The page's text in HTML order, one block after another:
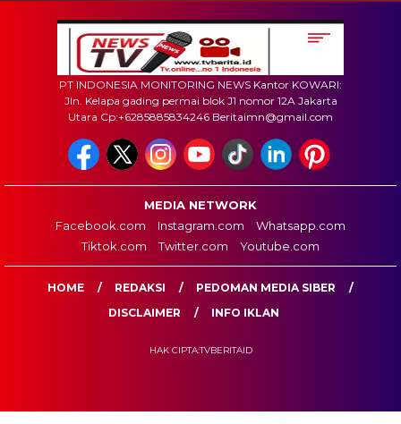
PT INDONESIA MONITORING NEWS Kantor KOWARI:
Jln. Kelapa gading permai blok J1 nomor 12A Jakarta
Utara Cp:+6285885834246 Beritaimn@gmail.com
MEDIA NETWORK
Facebook.com
Instagram.com
Whatsapp.com
Tiktok.com
Twitter.com Youtube.com
HOME REDAKSI
PEDOMAN MEDIA SIBER
DISCLAIMER
INFO IKLAN
HAK CIPTA:TVBERITAID